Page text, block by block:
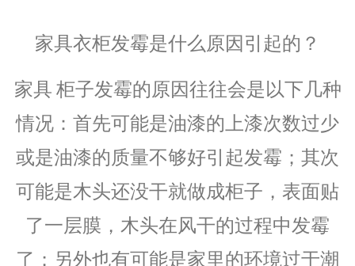
家具衣柜发霉是什么原因引起的？
家具 柜子发霉的原因往往会是以下几种
情况：首先可能是油漆的上漆次数过少
或是油漆的质量不够好引起发霉；其次
可能是木头还没干就做成柜子，表面贴
了一层膜，木头在风干的过程中发霉
了；另外也有可能是家里的环境过于潮